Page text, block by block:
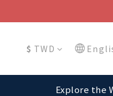
$ TWD
Explore the